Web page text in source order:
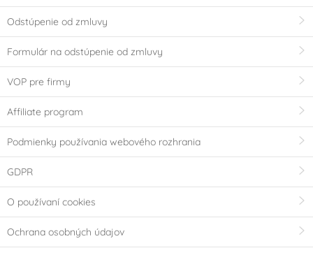
Odstúpenie od zmluvy
Formulár na odstúpenie od zmluvy
VOP pre firmy
Affiliate program
Podmienky používania webového rozhrania
GDPR
O používaní cookies
Ochrana osobných údajov